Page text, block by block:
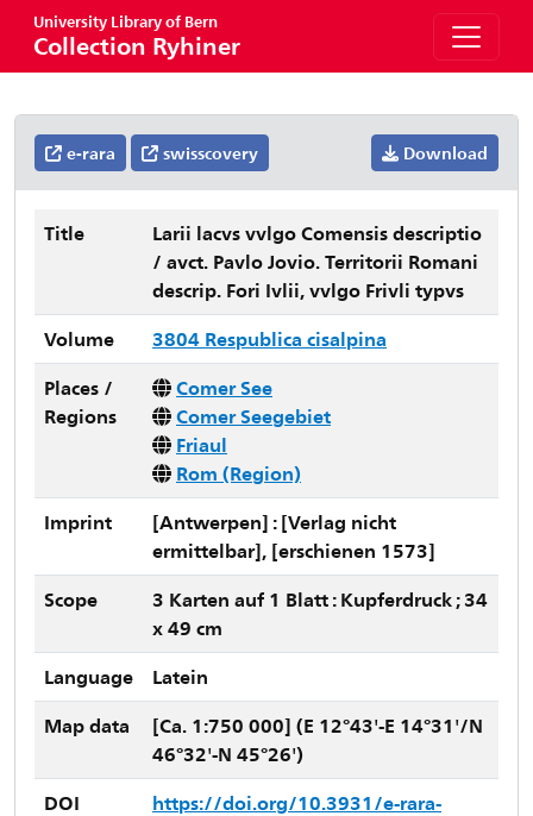
University Library of Bern
Collection Ryhiner
e-rara swisscovery Download
Title
Larii lacvs vvlgo Comensis descriptio
/ avct. Pavlo Jovio. Territorii Romani
descrip. Fori Ivlii, vvlgo Frivli typvs
Volume
3804 Respublica cisalpina
Places /
Regions
Comer See
Comer Seegebiet
Friaul
Rom (Region)
Imprint
[Antwerpen] : [Verlag nicht
ermittelbar], [erschienen 1573]
Scope
3 Karten auf 1 Blatt : Kupferdruck ; 34
x 49 cm
Language
Latein
Map data
[Ca. 1:750 000] (E 12°43'-E 14°31'/N
46°32'-N 45°26')
DOI
https://doi.org/10.3931/e-rara-